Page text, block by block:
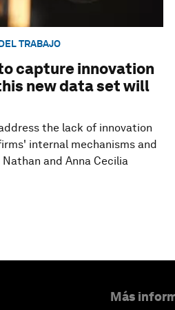
TRABAJO
capture innovation
new data set will
the lack of innovation
internal mechanisms and
and Anna Cecilia
Más